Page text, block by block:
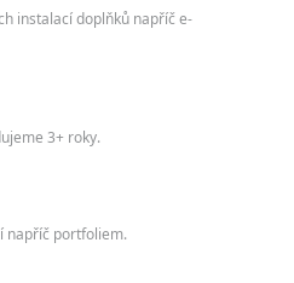
instalací doplňků napříč e-
3+ roky.
napříč portfoliem.